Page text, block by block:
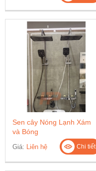
Sen cây Nóng Lạnh Xám
và Bóng
Giá: Liên hệ Chi tiết